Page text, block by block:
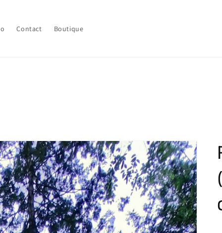
Contact Boutique